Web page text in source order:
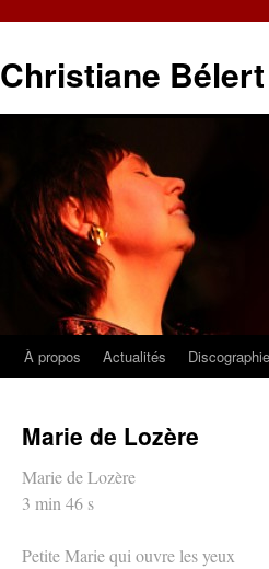
Christiane Bélert
Aller
contenu
À propos Actualités Discographie
Marie de Lozère
Marie de Lozère
3 min 46 s
Petite Marie qui ouvre les yeux